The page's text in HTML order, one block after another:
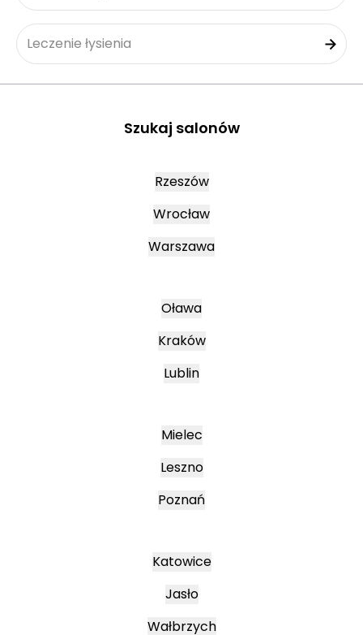
Leczenie łysienia
Szukaj salonów
Rzeszów
Wrocław
Warszawa
Oława
Kraków
Lublin
Mielec
Leszno
Poznań
Katowice
Jasło
Wałbrzych